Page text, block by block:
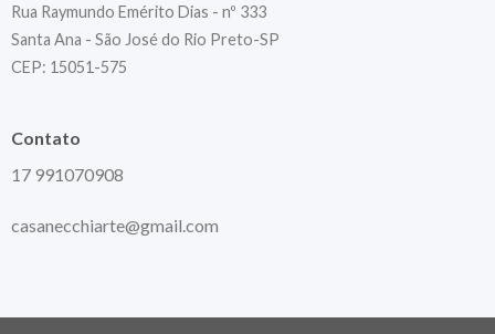
Rua Raymundo Emérito Dias - nº 333
Santa Ana - São José do Rio Preto-SP
CEP: 15051-575
Contato
17 991070908
casanecchiarte@gmail.com